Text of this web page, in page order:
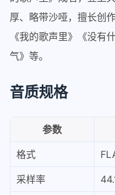
厚、略带沙哑，擅长创
《我的歌声里》《没有
气》等。
音质规格
参数
格式
采样率